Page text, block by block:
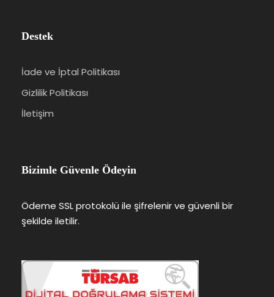
Destek
İade ve İptal Politikası
Gizlilik Politikası
İletişim
Bizimle Güvenle Ödeyin
Ödeme SSL protokolü ile şifrelenir ve güvenli bir
şekilde iletilir.